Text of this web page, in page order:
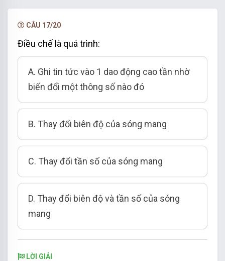
CÂU 17/20
Điều chế là quá trình:
A. Ghi tin tức vào 1 dao động cao tần nhờ
biến đổi một thông số nào đó
B. Thay đổi biên độ của sóng mang
C. Thay đổi tần số của sóng mang
D. Thay đổi biên độ và tần số của sóng
mang
LỜI GIẢI